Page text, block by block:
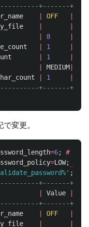
+-------+
OFF
8
1
1
MEDIUM
1
+-------+
変更。
=6; #
=LOW;
;
+-------+
Value
+-------+
OFF